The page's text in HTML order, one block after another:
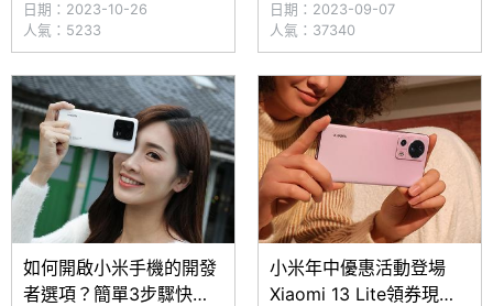
優惠不間斷，並同步推出新品早
鳥價、熱門商品直降、最低五折
組合套裝、雙 11 當日狂歡券、
每日專屬選品日等優惠活動，其
中 Xiaomi 13T 系列手機將在
10/
日期：2023-10-26
人氣：5233
後卻意外變成英文介面，即使重
新開機也無法變回中文，再加上
本身看不懂英文所以相當苦惱。
各位別擔心，小編今天就透過以
下三款手機 Google Pixel 7
Pro、SAMSUNG
日期：2023-09-07
人氣：37340
如何開啟小米手機的開發
者選項？簡單3步驟快速
小米年中優惠活動登場
Xiaomi 13 Lite領券現折